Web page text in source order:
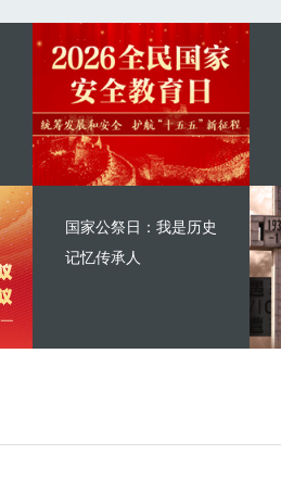
国家公祭日：我是历史
记忆传承人